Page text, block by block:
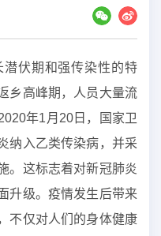
伏期和强传染性的特
乡高峰期，人员大量流
年1 月 20日，国家卫
纳入乙类传染病，并采
。这标志着对新冠肺炎
升级。疫情发生后带来
不仅对人们的身体健康